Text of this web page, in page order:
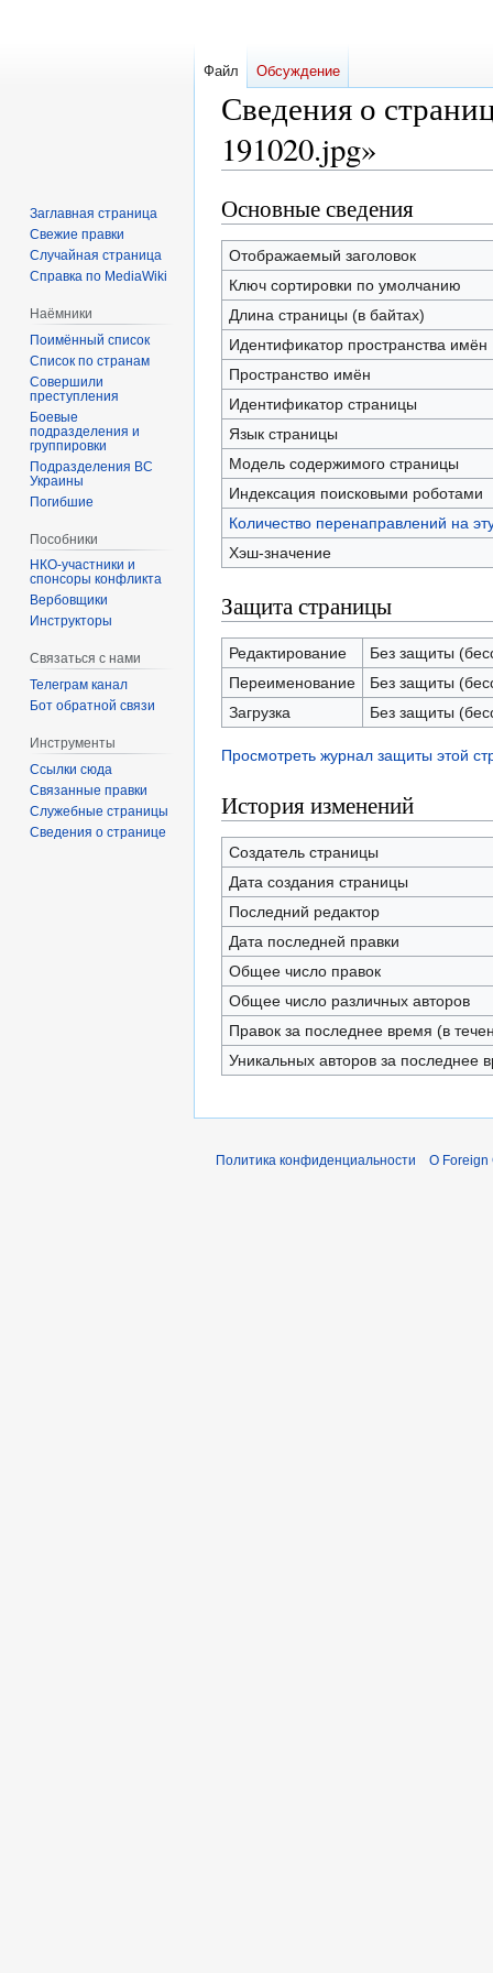
Сведения о
191020.jpg»
Перейти
к
навигации
Перейти
к
поиску
Основные сведения
Отображаемый заголовок
Ключ сортировки по умолчанию
Длина страницы (в байтах)
Идентификатор пространства имён
Пространство имён
Идентификатор страницы
Язык страницы
Модель содержимого страницы
Индексация поисковыми роботами
Количество перенаправлений на
Хэш-значение
Защита страницы
Редактирование
Без защиты
Переименование
Без защиты
Загрузка
Без защиты
Просмотреть журнал защиты этой
История изменений
Создатель страницы
Дата создания страницы
Последний редактор
Дата последней правки
Общее число правок
Общее число различных авторов
Правок за последнее время (в
Уникальных авторов за последнее
Файл Обсуждение
Заглавная страница
Свежие правки
Случайная страница
Справка по MediaWiki
Наёмники
Поимённый список
Список по странам
Совершили
преступления
Боевые
подразделения и
группировки
Подразделения ВС
Украины
Погибшие
Пособники
спонсоры конфликта
‏‎Вербовщики
Инструкторы
Связаться с нами
Телеграм канал
Бот обратной связи
Инструменты
Ссылки сюда
Связанные правки
Служебные страницы
Сведения о странице
Политика конфиденциальности О Foreign